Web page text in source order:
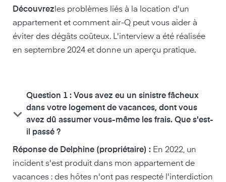
‍Découvrez les problèmes liés à la location d'un
appartement et comment air-Q peut vous aider à
éviter des dégâts coûteux. L'interview a été réalisée
en septembre 2024 et donne un aperçu pratique.
keyboard_arrow_down
Question 1 : Vous avez eu un sinistre fâcheux
dans votre logement de vacances, dont vous
avez dû assumer vous-même les frais. Que s'est-
il passé ?
Réponse de Delphine (propriétaire) : En 2022, un
incident s'est produit dans mon appartement de
vacances : des hôtes n'ont pas respecté l'interdiction